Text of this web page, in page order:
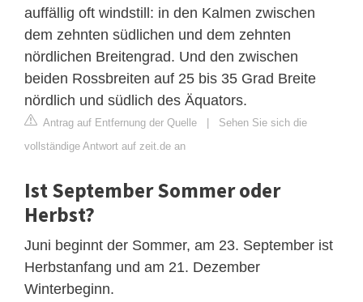
auffällig oft windstill: in den Kalmen zwischen
dem zehnten südlichen und dem zehnten
nördlichen Breitengrad. Und den zwischen
beiden Rossbreiten auf 25 bis 35 Grad Breite
nördlich und südlich des Äquators.
Antrag auf Entfernung der Quelle | Sehen Sie sich die
vollständige Antwort auf zeit.de an
Ist September Sommer oder
Herbst?
Juni beginnt der Sommer, am 23. September ist
Herbstanfang und am 21. Dezember
Winterbeginn.